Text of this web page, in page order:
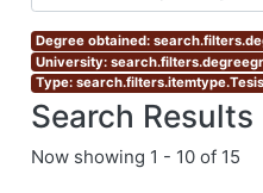
Degree obtained:
University:
Type:
Search Results
Now showing 1 - 10 of 15